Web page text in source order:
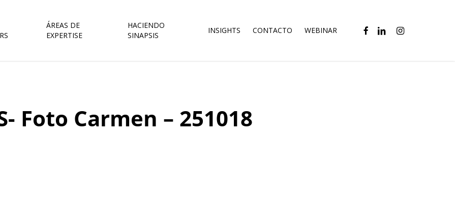
ÁREAS DE
EXPERTISE
HACIENDO
SINAPSIS
INSIGHTS CONTACTO WEBINAR FACEBOOKLINKEDININSTAGRAM
Foto Carmen – 251018